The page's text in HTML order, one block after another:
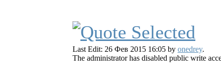
Last Edit: 26 Фев 2015 16:05 by onedrey.
The administrator has disabled public write